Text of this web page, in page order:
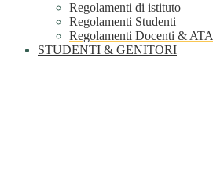
Regolamenti di istituto
Regolamenti Studenti
Regolamenti Docenti & ATA
STUDENTI & GENITORI